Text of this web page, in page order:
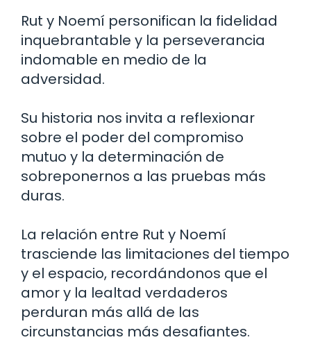
Rut y Noemí personifican la fidelidad
inquebrantable y la perseverancia
indomable en medio de la
adversidad.
Su historia nos invita a reflexionar
sobre el poder del compromiso
mutuo y la determinación de
sobreponernos a las pruebas más
duras.
La relación entre Rut y Noemí
trasciende las limitaciones del tiempo
y el espacio, recordándonos que el
amor y la lealtad verdaderos
perduran más allá de las
circunstancias más desafiantes.